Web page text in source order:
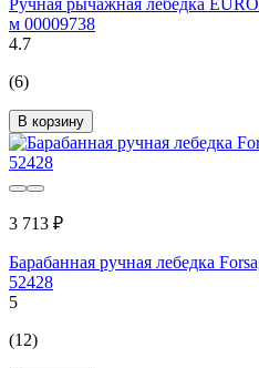
Ручная рычажная лебедка
м 00009738
4.7
(6)
В корзину
3 713 ₽
Барабанная ручная лебедка
52428
5
(12)